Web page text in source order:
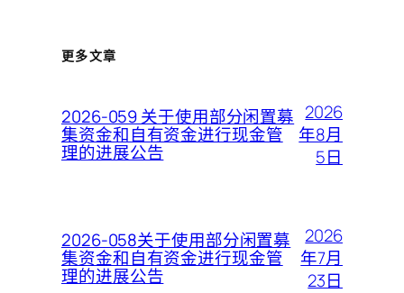
更多文章
2026-059 关于使用部分闲置募
集资金和自有资金进行现金管
理的进展公告
2026
年8月
5日
2026-058关于使用部分闲置募
集资金和自有资金进行现金管
理的进展公告
2026
年7月
23日